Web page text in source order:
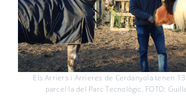
Els Arriers i Arrieres de Cerdanyola tenen
parcel·la del Parc Tecnològic. FOTO: